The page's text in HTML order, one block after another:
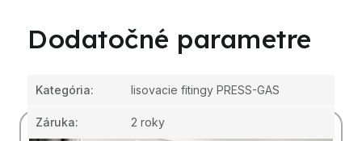
Dodatočné parametre
Kategória: lisovacie fitingy PRESS-GAS
Záruka: 2 roky